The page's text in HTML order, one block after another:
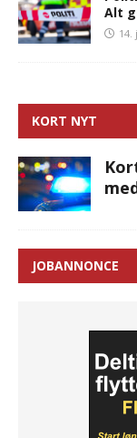
Alt
14.
KORT NYT
JOBANNONCE